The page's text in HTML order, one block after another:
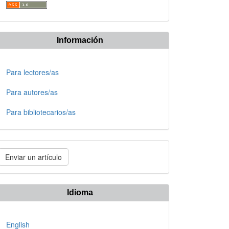
Información
Para lectores/as
Para autores/as
Para bibliotecarios/as
Enviar un artículo
Idioma
English